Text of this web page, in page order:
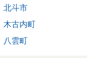
北斗市
木古内町
八雲町